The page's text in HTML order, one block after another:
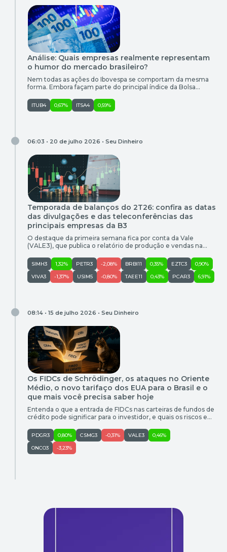
Análise: Quais empresas realmente representam
o humor do mercado brasileiro?
Nem todas as ações do Ibovespa se comportam da mesma
forma. Embora façam parte do principal índice da Bolsa
lado com o mercado, enquanto outras seguem trajetórias
próprias, influenciadas por fatores específicos de seus
ITUB4 0,67% ITSA4 0,59%
06:03 • 20 de julho 2026 • Seu Dinheiro
Temporada de balanços do 2T26: confira as datas
das divulgações e das teleconferências das
principais empresas da B3
O destaque da primeira semana fica por conta da Vale
(VALE3), que publica o relatório de produção e vendas na
SIMH3 1,32% PETR3 -2,08% BRBI11 0,35% EZTC3
0,90%
VIVA3
-1,37% USIM5 -0,80% TAEE11 0,43% PCAR3 6,91%
08:14 • 15 de julho 2026 • Seu Dinheiro
Os FIDCs de Schrödinger, os ataques no Oriente
Médio, o novo tarifaço dos EUA para o Brasil e o
que mais você precisa saber hoje
Entenda o que a entrada de FIDCs nas carteiras de fundos de
crédito pode significar para o investidor, e quais os riscos e
PDGR3 0,80% CSMG3 -0,31% VALE3
0,46%
ONCO3
-3,23%